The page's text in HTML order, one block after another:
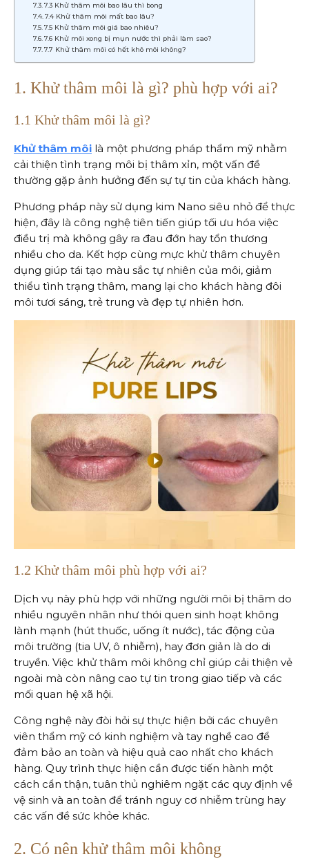
7.3 Khử thâm môi bao lâu thì bong
7.4 Khử thâm môi mất bao lâu?
7.5 Khử thâm môi giá bao nhiêu?
7.6 Khử môi xong bị mụn nước thì phải làm sao?
7.7 Khử thâm môi có hết khô môi không?
1. Khử thâm môi là gì? phù hợp với ai?
1.1 Khử thâm môi là gì?
Khử thâm môi là một phương pháp thẩm mỹ nhằm
cải thiện tình trạng môi bị thâm xỉn, một vấn đề
thường gặp ảnh hưởng đến sự tự tin của khách hàng.
Phương pháp này sử dụng kim Nano siêu nhỏ để thực
hiện, đây là công nghệ tiên tiến giúp tối ưu hóa việc
điều trị mà không gây ra đau đớn hay tổn thương
nhiều cho da. Kết hợp cùng mực khử thâm chuyên
dụng giúp tái tạo màu sắc tự nhiên của môi, giảm
thiểu tình trạng thâm, mang lại cho khách hàng đôi
môi tươi sáng, trẻ trung và đẹp tự nhiên hơn.
1.2 Khử thâm môi phù hợp với ai?
Dịch vụ này phù hợp với những người môi bị thâm do
nhiều nguyên nhân như thói quen sinh hoạt không
lành mạnh (hút thuốc, uống ít nước), tác động của
môi trường (tia UV, ô nhiễm), hay đơn giản là do di
truyền. Việc khử thâm môi không chỉ giúp cải thiện vẻ
ngoài mà còn nâng cao tự tin trong giao tiếp và các
mối quan hệ xã hội.
Công nghệ này đòi hỏi sự thực hiện bởi các chuyên
viên thẩm mỹ có kinh nghiệm và tay nghề cao để
đảm bảo an toàn và hiệu quả cao nhất cho khách
hàng. Quy trình thực hiện cần được tiến hành một
cách cẩn thận, tuân thủ nghiêm ngặt các quy định về
vệ sinh và an toàn để tránh nguy cơ nhiễm trùng hay
các vấn đề sức khỏe khác.
2. Có nên khử thâm môi không